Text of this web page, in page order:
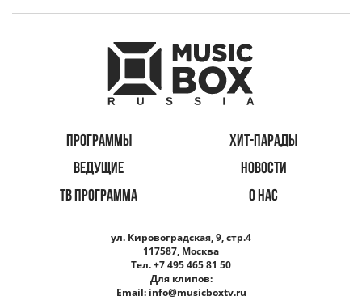
ПРОГРАММЫ
ХИТ-ПАРАДЫ
ВЕДУЩИЕ
НОВОСТИ
ТВ ПРОГРАММА
О НАС
ул. Кировоградская, 9, стр.4
117587, Москва
Тел. +7 495 465 81 50
Для клипов:
Email: info@musicboxtv.ru